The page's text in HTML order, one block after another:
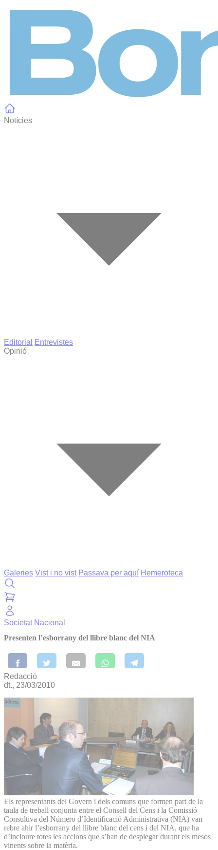
Notícies
Editorial
Entrevistes
Opinió
Galeries Vist i no vist Passava per aquí Hemeroteca
Societat Nacional
Presenten l’esborrany del llibre blanc del NIA
Redacció
dt., 23/03/2010
Els representants del Govern i dels comuns que formen part de la
taula de treball conjunta entre el Consell del Cens i la Comissió
Consultiva del Número d’Identificació Administrativa (NIA) van
rebre ahir l’esborrany del llibre blanc del cens i del NIA, que ha
d’incloure totes les accions que s’han de desplegar durant els mesos
vinents sobre la matèria.